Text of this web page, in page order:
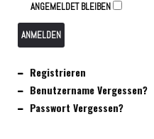
ANGEMELDET BLEIBEN
ANMELDEN
Registrieren
Benutzername Vergessen?
Passwort Vergessen?